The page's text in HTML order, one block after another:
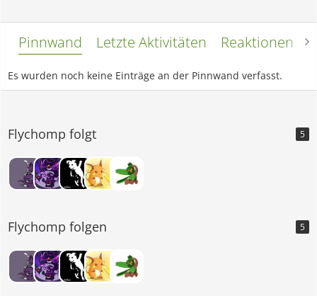
Pinnwand Letzte Aktivitäten Reaktionen
Es wurden noch keine Einträge an der Pinnwand verfasst.
Flychomp folgt 5
Flychomp folgen 5